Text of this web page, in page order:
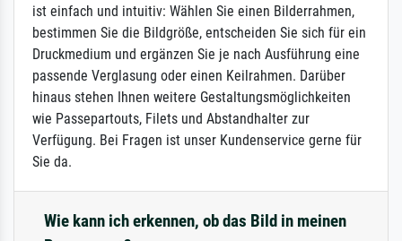
ist einfach und intuitiv: Wählen Sie einen Bilderrahmen,
bestimmen Sie die Bildgröße, entscheiden Sie sich für ein
Druckmedium und ergänzen Sie je nach Ausführung eine
passende Verglasung oder einen Keilrahmen. Darüber
hinaus stehen Ihnen weitere Gestaltungsmöglichkeiten
wie Passepartouts, Filets und Abstandhalter zur
Verfügung. Bei Fragen ist unser Kundenservice gerne für
Sie da.
Wie kann ich erkennen, ob das Bild in meinen